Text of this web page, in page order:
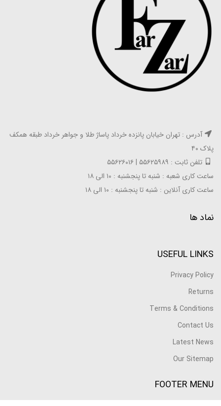
آدرس : تهران خیابان پانزده خرداد پاساژ طلا و جواهر خرداد طبقه همکف
پلاک ۴۰
تلفن ثابت : ۵۵۶۲۵۹۸۹ | ۵۵۶۲۶۰۱۶
ساعت کاری شعبه : شنبه تا پنجشنبه : ۱۰ الی ۱۸
ساعت کاری آنلاین : شنبه تا پنجشنبه : ۱۰ الی ۱۸
نماد ها
USEFUL LINKS
Privacy Policy
Returns
Terms & Conditions
Contact Us
Latest News
Our Sitemap
FOOTER MENU